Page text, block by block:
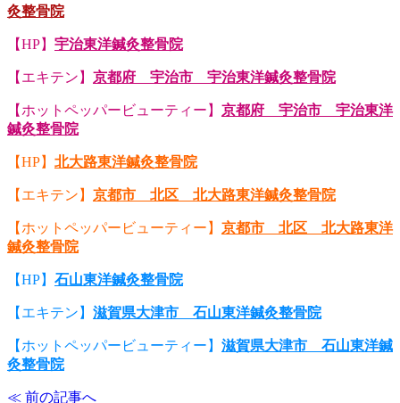
灸整骨院
【HP】 宇治東洋鍼灸整骨院
【エキテン】 京都府 宇治市 宇治東洋鍼灸整骨院
【ホットペッパービューティー】 京都府 宇治市 宇治東洋
鍼灸整骨院
【HP】 北大路東洋鍼灸整骨院
【エキテン】 京都市 北区 北大路東洋鍼灸整骨院
【ホットペッパービューティー】 京都市 北区 北大路東洋
鍼灸整骨院
【HP】 石山東洋鍼灸整骨院
【エキテン】 滋賀県大津市 石山東洋鍼灸整骨院
【ホットペッパービューティー】 滋賀県大津市 石山東洋鍼
灸整骨院
≪ 前の記事へ